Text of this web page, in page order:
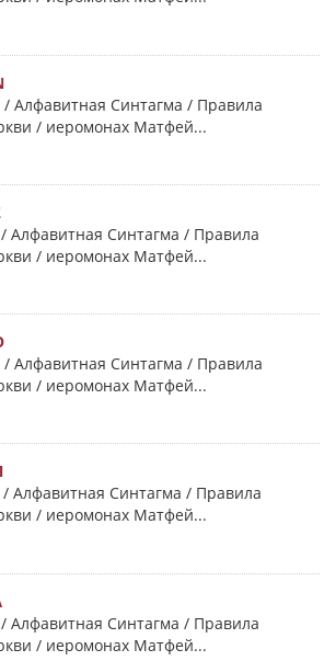
Синтагма / Правила
/ иеромонах Матфей...
Синтагма / Правила
/ иеромонах Матфей...
Синтагма / Правила
/ иеромонах Матфей...
Синтагма / Правила
/ иеромонах Матфей...
Синтагма / Правила
/ иеромонах Матфей...